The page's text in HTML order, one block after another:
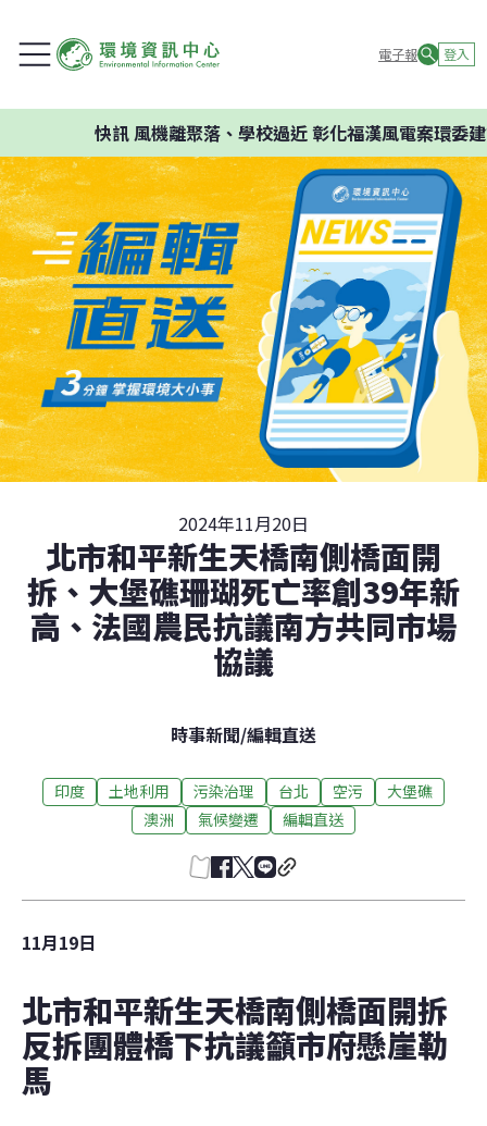
電子報 登入
快訊風機離聚落、學校過近 彰化福漢風電案環委建議
2024年11月20日
北市和平新生天橋南側橋面開
拆、大堡礁珊瑚死亡率創39年新
高、法國農民抗議南方共同市場
協議
時事新聞/編輯直送
印度 土地利用 污染治理 台北 空污
大堡礁
澳洲
氣候變遷 編輯直送
11月19日
北市和平新生天橋南側橋面開拆
反拆團體橋下抗議籲市府懸崖勒
馬